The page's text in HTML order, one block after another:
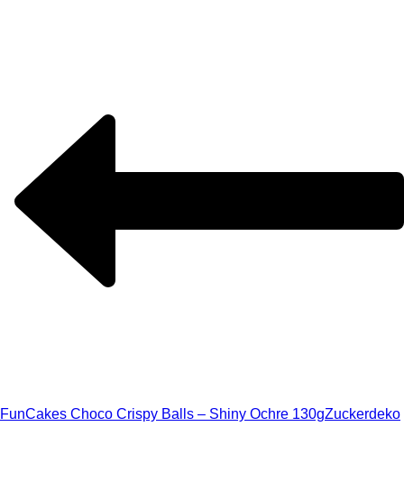
FunCakes Choco Crispy Balls – Shiny Ochre 130gZuckerdeko